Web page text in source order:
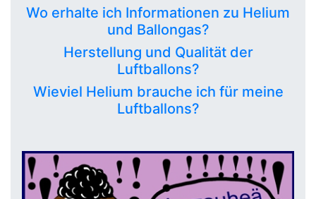
Wo erhalte ich Informationen zu Helium
und Ballongas?
Herstellung und Qualität der
Luftballons?
Wieviel Helium brauche ich für meine
Luftballons?